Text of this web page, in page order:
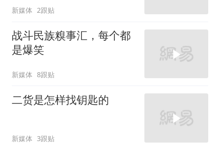
新媒体 2跟贴
战斗民族糗事汇，每个都
是爆笑
新媒体 8跟贴
二货是怎样找钥匙的
新媒体 3跟贴